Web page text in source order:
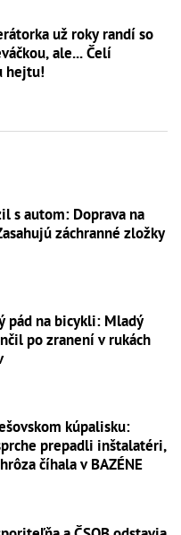
už roky randí so
ale... Čelí
hejtu!
s autom: Doprava na
záchranné zložky
pád na bicykli: Mladý
po zranení v rukách
kúpalisku:
prepadli inštalatéri,
číhala v BAZÉNE